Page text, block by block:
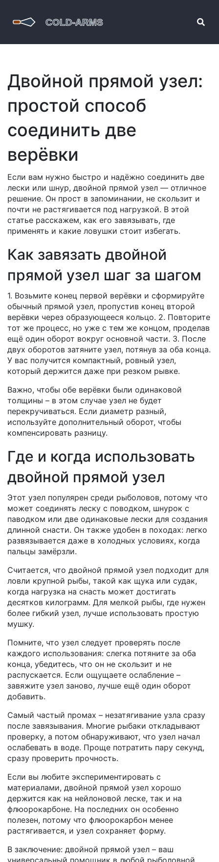
Двойной прямой узел:
простой способ
соединить две
верёвки
Если вам нужно быстро и надёжно соединить две
лески или шнур, двойной прямой узел — отличное
решение. Он прост в запоминании, не скользит и
почти не растягивается под нагрузкой. В этой
статье расскажем, как его завязывать, где
применять и какие ловушки стоит избегать.
Как завязать двойной
прямой узел шаг за шагом
1. Возьмите конец первой верёвки и сформируйте
обычный прямой узел, пропустив конец второй
верёвки через образующееся кольцо. 2. Повторите
тот же процесс, но уже с тем же концом, проделав
ещё один оборот вокруг основной части. 3. После
двух оборотов затяните узел, потянув за оба конца.
У вас получится компактный, ровный узел,
который держится даже при резком рывке.
Важно, чтобы обе верёвки были одинаковой
толщины – в этом случае узел не будет
перекручиваться. Если диаметр разный,
используйте дополнительный оборот, чтобы
компенсировать разницу.
Где и когда использовать
двойной прямой узел
Этот узел популярен среди рыболовов, потому что
может соединять леску с поводком, шнурок с
паводком или две одинаковые лески для создания
длинной снасти. Он также удобен в походах: легко
развязывается даже в холодных условиях, когда
пальцы замёрзли.
Считается, что двойной прямой узел подходит для
ловли крупной рыбы, такой как щука или судак,
когда нагрузка на снасть может достигать
десятков килограмм. Для мелкой рыбы, где нужен
более гибкий узел, лучше использовать простую
мушку.
Помните, что узел следует проверять после
каждого использования: слегка потяните за оба
конца, убедитесь, что он не скользит и не
распускается. Если ощущаете ослабление –
завяжите узел заново, лучше ещё один оборот
добавить.
Самый частый промах – незатягивание узла сразу
после завязывания. Многие рыбаки откладывают
проверку, а потом обнаруживают, что узел начал
ослабевать в воде. Проще потратить пару секунд,
сразу проверить прочность.
Если вы любите экспериментировать с
материалами, двойной прямой узел хорошо
держится как на нейлоновой леске, так и на
флюорокарбоне. На последних он особенно
полезен, потому что флюорокарбон менее
растягивается, и узел сохраняет форму.
В заключение: двойной прямой узел – ваш
универсальный помощник в любой рыболовной